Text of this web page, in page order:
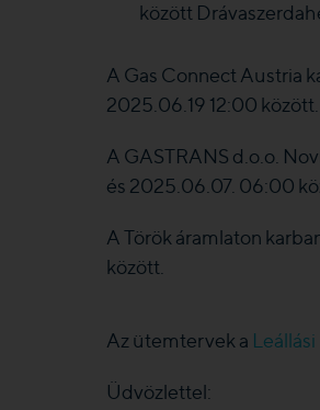
között
A Gas Connect Austria
2025.06.19 12:00
A GASTRANS d.o.o.
és 2025.06.07. 06:00
A Török áramlaton
között.
Az ütemtervek a
Üdvözlettel: